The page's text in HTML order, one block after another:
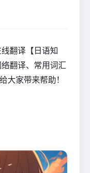
翻译【日语知
翻译、常用词汇
大家带来帮助！